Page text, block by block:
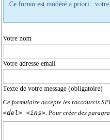
Ce forum est modéré a priori :
Votre nom
Votre adresse email
Texte de votre message (obligatoire)
Ce formulaire accepte les raccourcis
<del> <ins>. Pour créer des